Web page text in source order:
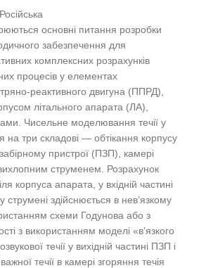
Російська
основні питання розробки
забезпечення для
комплексних розрахунків
процесів у елементах
реактивного двигуна (ППРД),
літального апарата (ЛА),
Чисельне моделювання течії у
на три складові — обтікання корпусу
пристрої (ПЗП), камері
вихлопним струменем. Розрахунок
корпуса апарата, у вхідній частині
здійснюється в нев’язкому
схеми Годунова або з
з використанням моделі «в’язкого
течії у вихідній частині ПЗП і
течії в камері згоряння течія